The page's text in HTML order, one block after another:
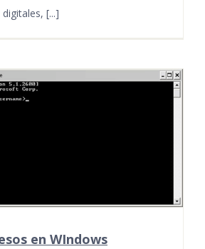
[...]
en WIndows